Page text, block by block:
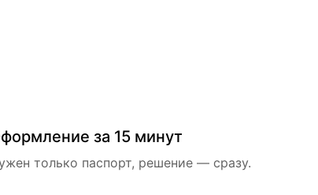
за 15 минут
только паспорт, решение — сразу.